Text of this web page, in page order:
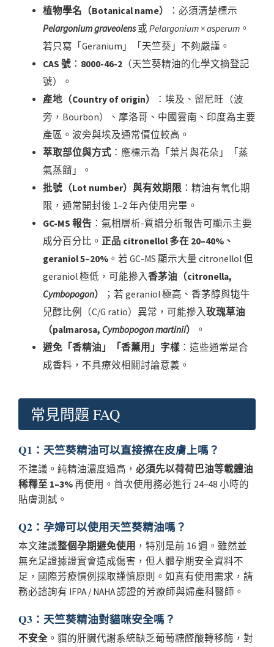
植物學名（Botanical name）
：必須清楚標示
Pelargonium graveolens或 Pelargonium × asperum 。
若只寫「Geranium」「天竺葵」不夠嚴謹。
CAS 號 ： 8000-46-2 （天竺葵精油的化學文摘登記
號）。
產地（Country of origin）
：埃及、留尼旺（波
旁，Bourbon）、摩洛哥、中國雲南、印度為主要
產區。波旁與埃及通常價位較高。
萃取部位與方式 ：應標示為「葉片與花朵」「蒸
氣蒸餾」。
批號（Lot number）與有效期限 ：精油有氧化期
限，通常開封後 1–2 年內使用完畢。
GC-MS 報告 ：氣相層析-質譜分析報告可顯示主要
成分百分比。 正品 citronellol 多在 20–40%、
geraniol 5–20% 。若 GC-MS 顯示大量 citronellol 但
geraniol 極低，可能摻入香茅油（citronella,
Cymbopogon）
；若 geraniol 極高、香茅醇與牻牛
兒醇比例（C/G ratio）異常，可能摻入玫瑰草油
（palmarosa, Cymbopogon martinii）
。
避免「香精油」「香薰用」字樣 ：這些通常是合
成香料，不具療效相關討論意義。
常見問題 FAQ
Q1：天竺葵精油可以直接擦在皮膚上嗎？
不建議。純精油濃度過高， 必須先以荷荷巴油等載體油
稀釋至 1–3%再使用。首次使用務必進行 24–48 小時的
貼膚測試。
Q2：孕婦可以使用天竺葵精油嗎？
本文建議整個孕期避免使用 ，特別是前 16 週。雖然並
無充足證據證實會造成傷害，但人體孕期安全資料不
足，國際芳療慣例採取謹慎原則。如真有使用需求，請
務必諮詢有 IFPA / NAHA 認證的芳療師與婦產科醫師。
Q3：天竺葵精油對貓咪安全嗎？
不安全 。貓的肝臟代謝系統缺乏葡萄糖醛酸轉移酶，對